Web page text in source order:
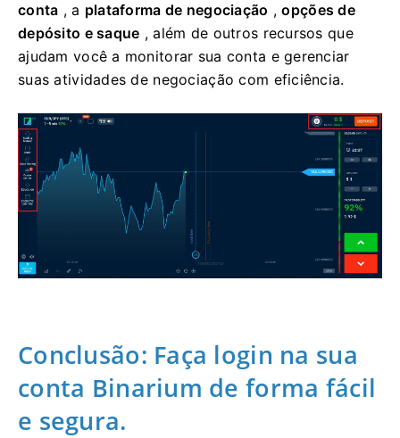
conta , a plataforma de negociação ,opções de
depósito e saque , além de outros recursos que
ajudam você a monitorar sua conta e gerenciar
suas atividades de negociação com eficiência.
Conclusão: Faça login na sua
conta Binarium de forma fácil
e segura.